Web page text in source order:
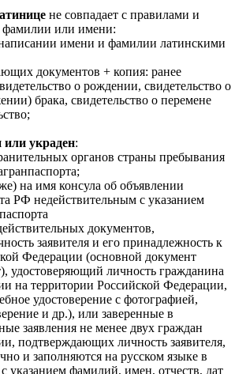
не совпадает с правилами и
фамилии или имени:
имени и фамилии латинскими
документов + копия: ранее
о рождении, свидетельство о
брака, свидетельство о перемене
или украден:
органов страны пребывания
на имя консула об объявлении
РФ недействительным с указанием
документов,
заявителя и его принадлежность к
Федерации (основной документ
удостоверяющий личность гражданина
на территории Российской Федерации,
удостоверение с фотографией,
и др.), или заверенные в
заявления не менее двух граждан
подтверждающих личность заявителя,
и заполняются на русском языке в
указанием фамилий, имен, отчеств, дат